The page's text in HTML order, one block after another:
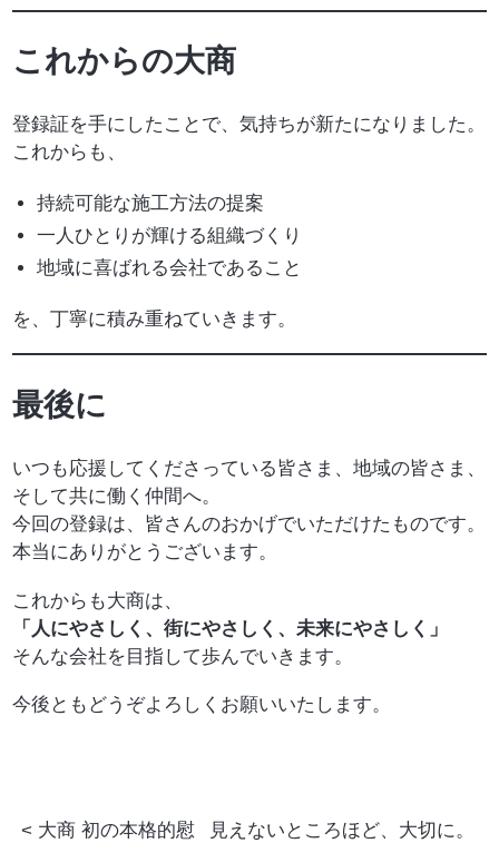
これからの大商
登録証を手にしたことで、気持ちが新たになりました。
これからも、
持続可能な施工方法の提案
一人ひとりが輝ける組織づくり
地域に喜ばれる会社であること
を、丁寧に積み重ねていきます。
最後に
いつも応援してくださっている皆さま、地域の皆さま、
そして共に働く仲間へ。
今回の登録は、皆さんのおかげでいただけたものです。
本当にありがとうございます。
これからも大商は、
「人にやさしく、街にやさしく、未来にやさしく」
そんな会社を目指して歩んでいきます。
今後ともどうぞよろしくお願いいたします。
大商 初の本格的慰
見えないところほど、大切に。